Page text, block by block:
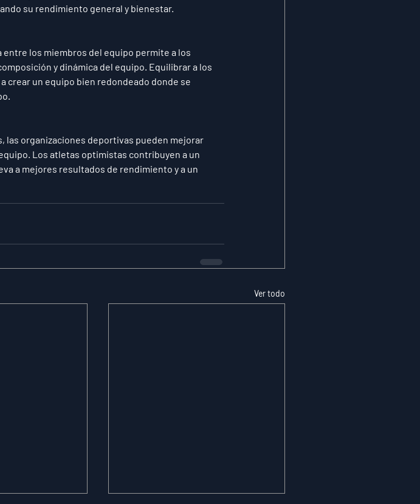
su rendimiento general y bienestar.
los miembros del equipo permite a los
y dinámica del equipo. Equilibrar a los
crear un equipo bien redondeado donde se
organizaciones deportivas pueden mejorar
Los atletas optimistas contribuyen a un
a mejores resultados de rendimiento y a un
Ver todo